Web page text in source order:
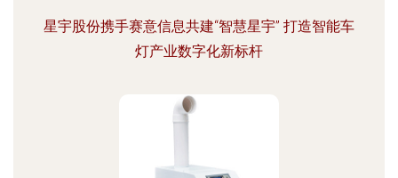
星宇股份携手赛意信息共建“智慧星宇” 打造智能车
灯产业数字化新标杆